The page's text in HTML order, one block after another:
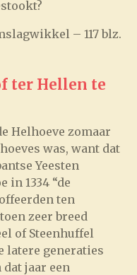
– 117 blz.
ter Hellen te
Helhoeve zomaar
was, want dat
Yeesten
in 1334 “de
ten
zeer breed
of Steenhuffel
latere generaties
jaar een